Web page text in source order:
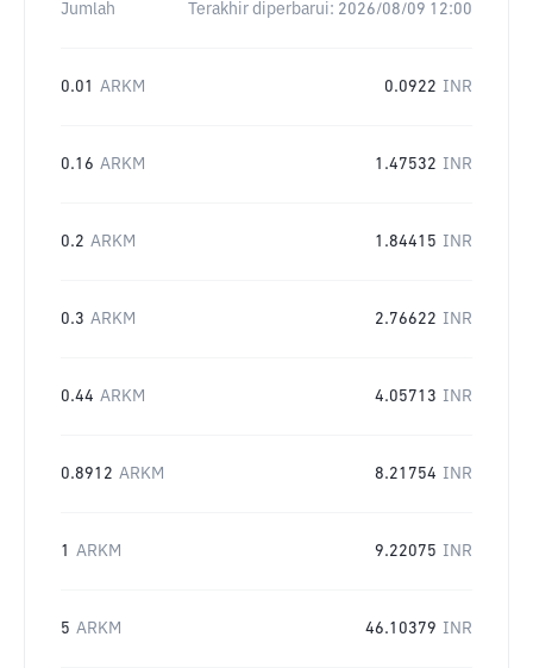
Jumlah Terakhir diperbarui: 2026/08/09 12:00
0.01 ARKM 0.0922 INR
0.16 ARKM 1.47532 INR
0.2 ARKM 1.84415 INR
0.3 ARKM 2.76622 INR
0.44 ARKM 4.05713 INR
0.8912 ARKM 8.21754 INR
1 ARKM 9.22075 INR
5 ARKM 46.10379 INR